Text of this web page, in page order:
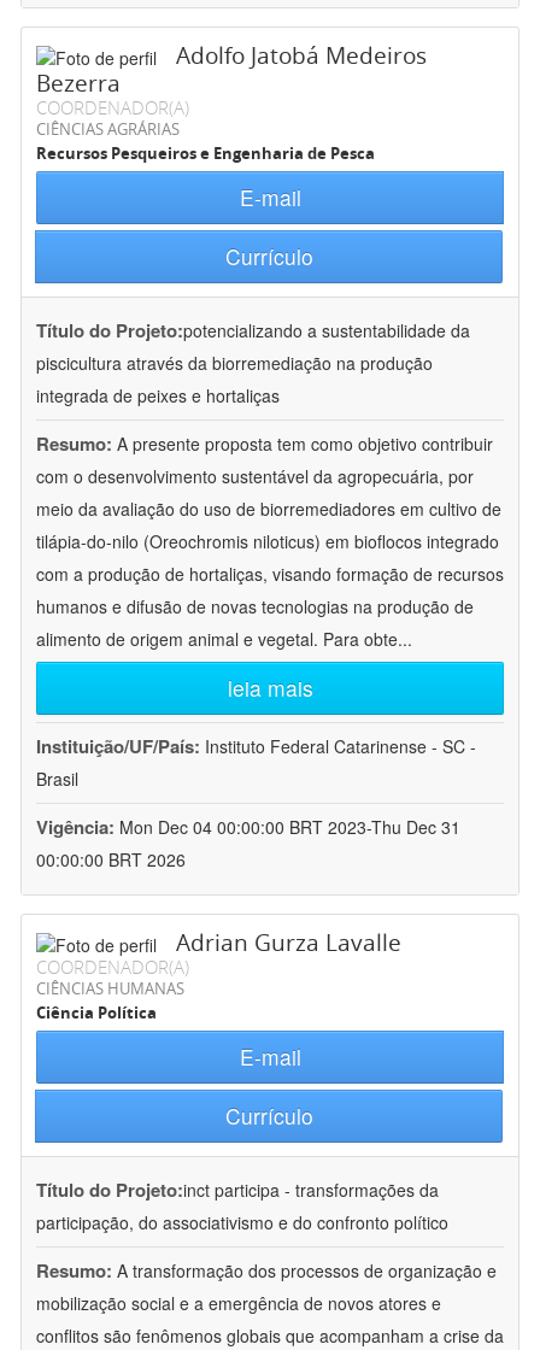
Adolfo Jatobá Medeiros
Bezerra
COORDENADOR(A)
CIÊNCIAS AGRÁRIAS
Recursos Pesqueiros e Engenharia de Pesca
E-mail
Currículo
Título do Projeto:potencializando a sustentabilidade da
piscicultura através da biorremediação na produção
integrada de peixes e hortaliças
Resumo: A presente proposta tem como objetivo contribuir
com o desenvolvimento sustentável da agropecuária, por
meio da avaliação do uso de biorremediadores em cultivo de
tilápia-do-nilo (Oreochromis niloticus) em bioflocos integrado
com a produção de hortaliças, visando formação de recursos
humanos e difusão de novas tecnologias na produção de
alimento de origem animal e vegetal. Para obte...
leia mais
Instituição/UF/País: Instituto Federal Catarinense - SC -
Brasil
Vigência: Mon Dec 04 00:00:00 BRT 2023-Thu Dec 31
00:00:00 BRT 2026
Adrian Gurza Lavalle
COORDENADOR(A)
CIÊNCIAS HUMANAS
Ciência Política
E-mail
Currículo
Título do Projeto:inct participa - transformações da
participação, do associativismo e do confronto político
Resumo: A transformação dos processos de organização e
mobilização social e a emergência de novos atores e
conflitos são fenômenos globais que acompanham a crise da